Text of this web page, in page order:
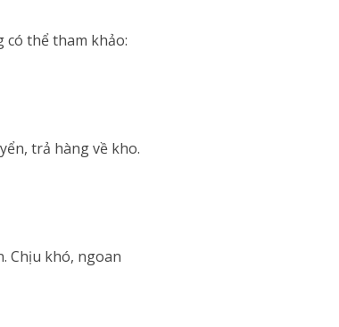
thể tham khảo:
trả hàng về kho.
Chịu khó, ngoan